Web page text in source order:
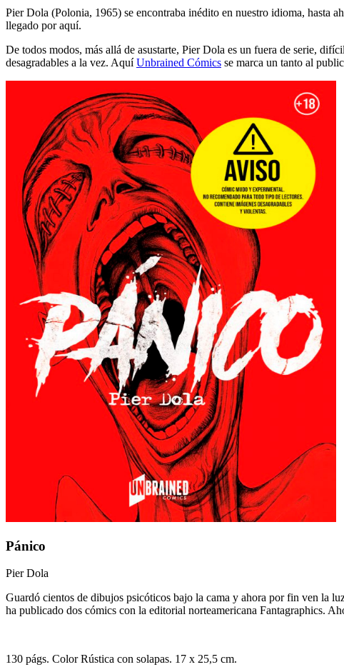
Pier Dola (Polonia, 1965) se encontraba inédito en nuestro idioma, hasta
llegado por aquí.
De todos modos, más allá de asustarte, Pier Dola es un fuera de serie,
desagradables a la vez. AquíUnbrained Cómics se marca un tanto al
Pánico
Pier Dola
Guardó cientos de dibujos psicóticos bajo la cama y ahora por fin ven la
ha publicado dos cómics con la editorial norteamericana Fantagraphics.
130 págs. ColorRústica con solapas. 17 x 25,5 cm.